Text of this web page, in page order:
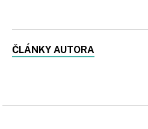
ČLÁNKY AUTORA